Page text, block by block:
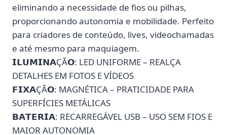
eliminando a necessidade de fios ou pilhas,
proporcionando autonomia e mobilidade. Perfeito
para criadores de conteúdo, lives, videochamadas
e até mesmo para maquiagem.
𝗜𝗟𝗨𝗠𝗜𝗡𝗔ÇÃ𝗢: LED UNIFORME – REALÇA
DETALHES EM FOTOS E VÍDEOS
𝗙𝗜𝗫𝗔ÇÃ𝗢: MAGNÉTICA – PRATICIDADE PARA
SUPERFÍCIES METÁLICAS
𝗕𝗔𝗧𝗘𝗥𝗜𝗔: RECARREGÁVEL USB – USO SEM FIOS E
MAIOR AUTONOMIA